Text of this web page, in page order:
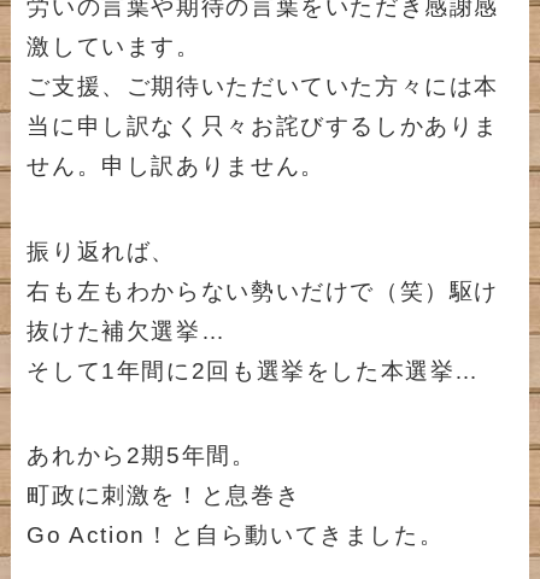
労いの言葉や期待の言葉をいただき感謝感
激しています。
ご支援、ご期待いただいていた方々には本
当に申し訳なく只々お詫びするしかありま
せん。申し訳ありません。
振り返れば、
右も左もわからない勢いだけで（笑）駆け
抜けた補欠選挙…
そして1年間に2回も選挙をした本選挙…
あれから2期5年間。
町政に刺激を！と息巻き
Go Action！と自ら動いてきました。